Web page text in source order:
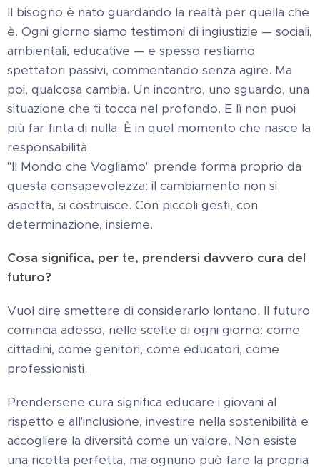
Il bisogno è nato guardando la realtà per quella che
è. Ogni giorno siamo testimoni di ingiustizie — sociali,
ambientali, educative — e spesso restiamo
spettatori passivi, commentando senza agire. Ma
poi, qualcosa cambia. Un incontro, uno sguardo, una
situazione che ti tocca nel profondo. E lì non puoi
più far finta di nulla. È in quel momento che nasce la
responsabilità.
"Il Mondo che Vogliamo" prende forma proprio da
questa consapevolezza: il cambiamento non si
aspetta, si costruisce. Con piccoli gesti, con
determinazione, insieme.
Cosa significa, per te, prendersi davvero cura del
futuro?
Vuol dire smettere di considerarlo lontano. Il futuro
comincia adesso, nelle scelte di ogni giorno: come
cittadini, come genitori, come educatori, come
professionisti.
Prendersene cura significa educare i giovani al
rispetto e all'inclusione, investire nella sostenibilità e
accogliere la diversità come un valore. Non esiste
una ricetta perfetta, ma ognuno può fare la propria